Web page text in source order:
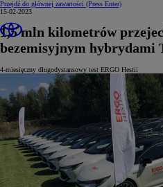
Przejdź do głównej zawartości (Press Enter)
15-02-2023
1,5 mln kilometrów
bezemisyjnym hybrydami
4-miesięczny długodystansowy test ERGO Hestii